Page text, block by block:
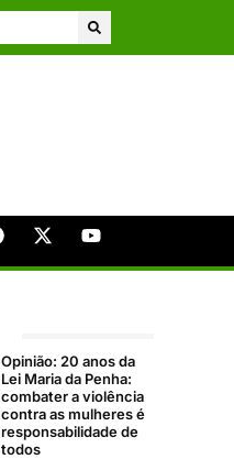
Opinião: 20 anos da
Lei Maria da Penha:
combater a violência
contra as mulheres é
responsabilidade de
todos